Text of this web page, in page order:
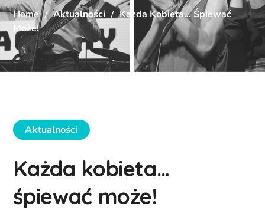
Home Aktualności
Każda Kobieta… Śpiewać
Może!
Aktualności
Każda kobieta…
śpiewać może!